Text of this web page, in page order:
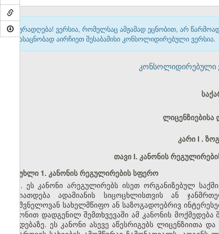
ყურადღება! ვერსია, რომელსაც ამჟამად ეცნობით, არ
გასაცნობად აირჩიეთ შესაბამისი კონსოლიდირებული ვერსია.
კონსოლიდირებული
ლიცენზიებისა
კარი I .
თავი I. კანონის
მუხლი 1. კანონის რეგულირების სფერო
1. ეს კანონი არეგულირებს ისეთ ორგანიზებულ
ხასიათდება ადამიანის სიცოცხლისთვის ან
მნიშვნელოვან სახელმწიფო ან საზოგადოებრივ
კანონით დადგენილ შემთხვევაში ამ კანონის
ქმედებაზე. ეს კანონი ასევე აწესრიგებს